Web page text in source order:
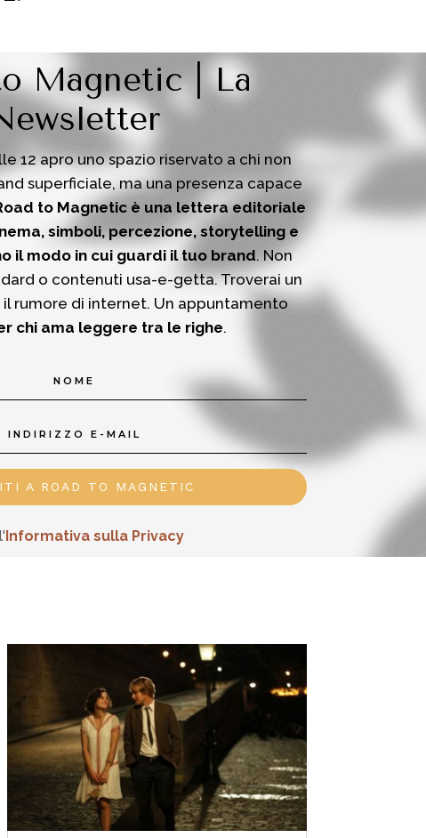
Magnetic | La
12 apro uno spazio riservato a chi non
superficiale, ma una presenza capace
to Magnetic è una lettera editoriale
simboli, percezione, storytelling e
il modo in cui guardi il tuo brand. Non
o contenuti usa-e-getta.Troverai un
rumore di internet. Un appuntamento
chi ama leggere tra le righe.
A ROAD TO MAGNETIC
Informativa sulla Privacy